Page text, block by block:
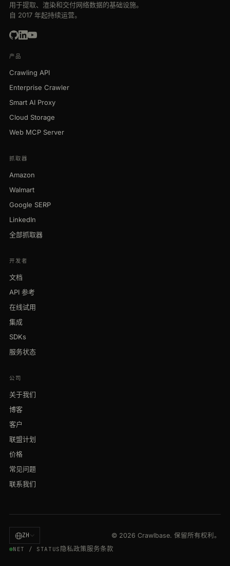
用于提取、渲染和交付网络数据的基础设施。
自 2017 年起持续运营。
产品
Crawling API
Enterprise Crawler
Smart AI Proxy
Cloud Storage
Web MCP Server
抓取器
Amazon
Walmart
Google SERP
LinkedIn
全部抓取器
开发者
文档
API 参考
在线试用
集成
SDKs
服务状态
公司
关于我们
博客
客户
联盟计划
价格
常见问题
联系我们
ZH © 2026 Crawlbase. 保留所有权利。
NET / STATUS 隐私政策服务条款